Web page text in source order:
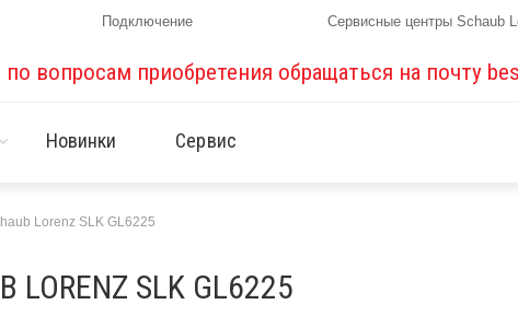
Подключение Сервисные центры Schaub
вопросам приобретения обращаться на почту
Новинки Сервис
Lorenz SLK GL6225
SLK GL6225